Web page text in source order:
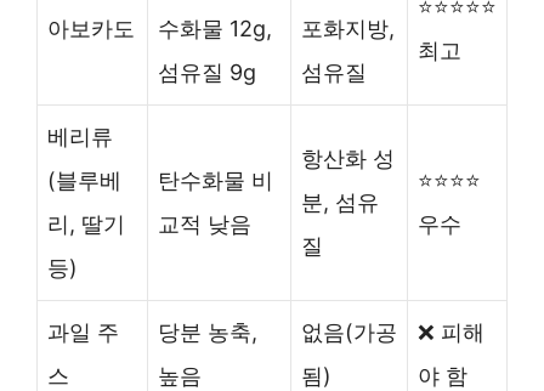
아보카도
수화물 12g,
섬유질 9g
포화지방,
섬유질
⭐⭐⭐⭐⭐
최고
베리류
(블루베
리, 딸기
등)
탄수화물 비
교적 낮음
항산화 성
분, 섬유
질
⭐⭐⭐⭐
우수
과일 주
스
당분 농축,
높음
없음(가공
됨)
❌ 피해
야 함